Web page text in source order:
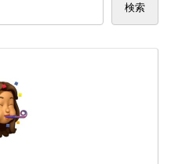
検索